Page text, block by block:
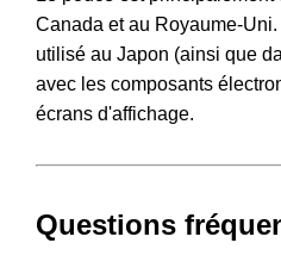
Canada et au Royaume-
utilisé au Japon (ainsi que
avec les composants
écrans d'affichage.
Questions